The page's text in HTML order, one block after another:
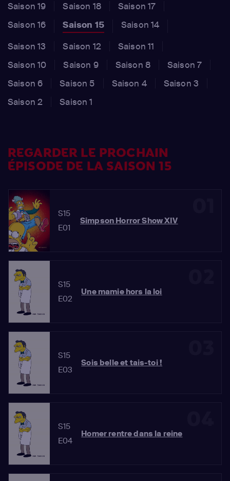
Saison 19
Saison 18
Saison 17
Saison 16
Saison 15
Saison 14
Saison 13
Saison 12
Saison 11
Saison 10
Saison 9 Saison 8
Saison 7
Saison 6
Saison 5 Saison 4
Saison 3
Saison 2
Saison 1
REGARDER LE PROCHAIN
ÉPISODE DE LA SAISON 15
S15
E01
Simpson Horror Show XIV
S15
E02
Une mamie hors la loi
S15
E03
Sois belle et tais-toi !
S15
E04
Homer rentre dans la reine